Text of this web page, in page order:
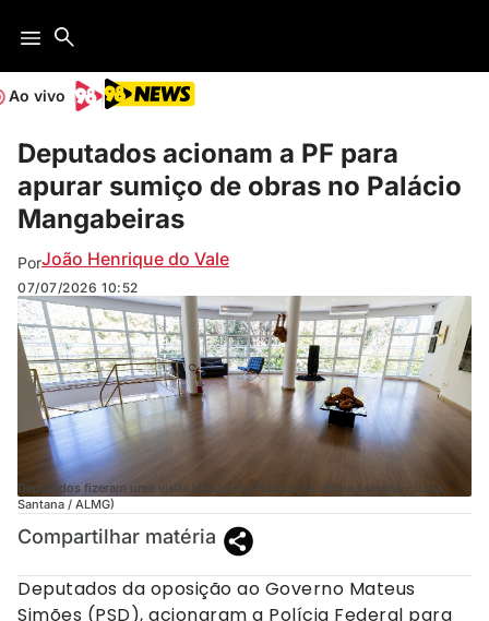
Ao vivo
Deputados acionam a PF para
apurar sumiço de obras no Palácio
Mangabeiras
PorJoão Henrique do Vale
07/07/2026 10:52
Deputados fizeram uma visita técnica no Palácio na última semana - (Luiz
Santana / ALMG)
Compartilhar matéria
Deputados da oposição ao Governo Mateus
Simões (PSD), acionaram a Polícia Federal para